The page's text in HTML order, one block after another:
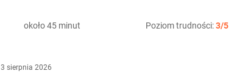
około 45 minut Poziom trudności:3/5
3 sierpnia 2026